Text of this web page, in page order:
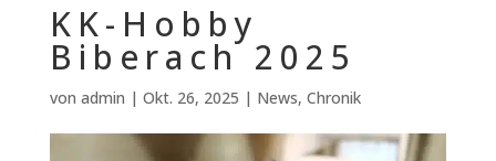
KK-Hobby
Biberach 2025
von admin | Okt. 26, 2025 | News, Chronik